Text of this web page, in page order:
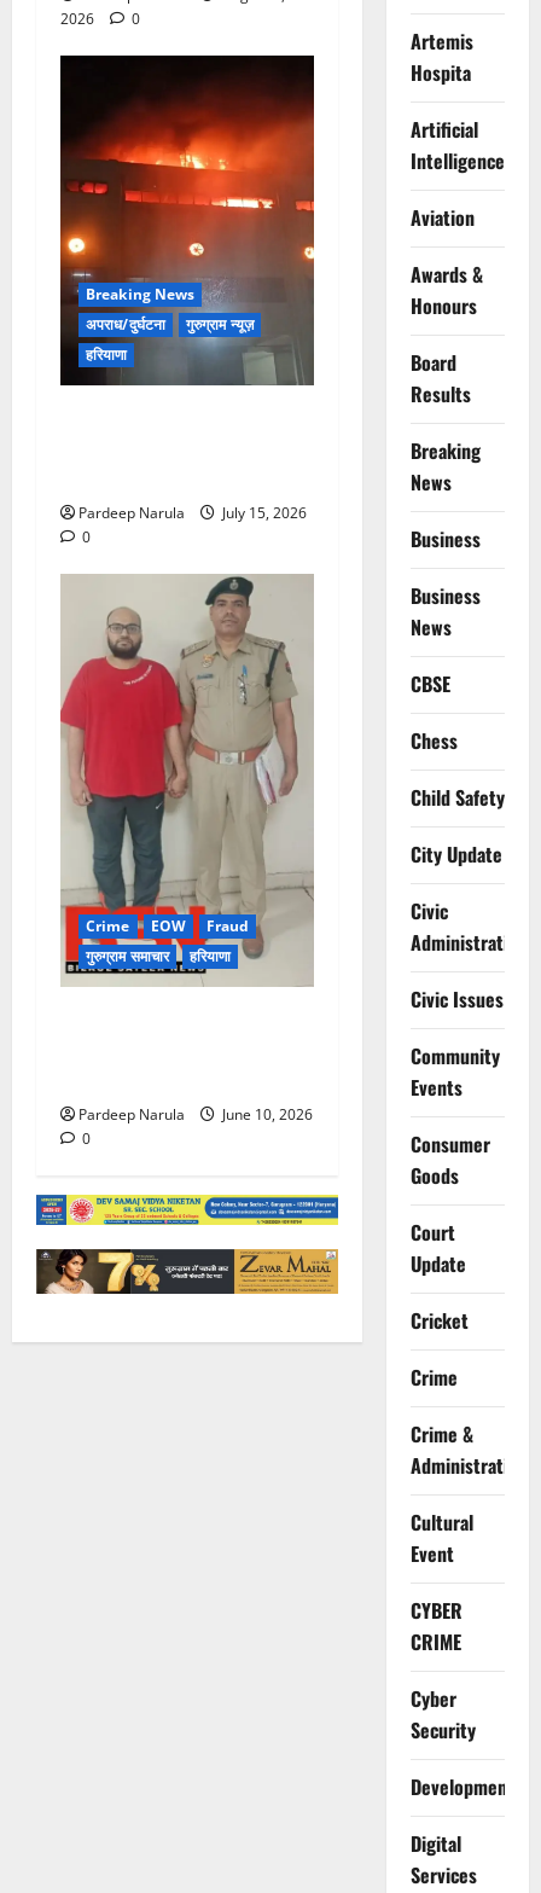
2026
0
Breaking News
अपराध/दुर्घटना
गुरुग्राम न्यूज़
हरियाणा
Pardeep Narula
July 15, 2026
0
Crime EOW
Fraud
गुरुग्राम समाचार
हरियाणा
Pardeep Narula
June 10, 2026
0
Artemis
Hospita
Artificial
Intelligence
Aviation
Awards &
Honours
Board
Results
Breaking
News
Business
Business
News
CBSE
Chess
Child Safety
City Update
Civic
Administration
Civic Issues
Community
Events
Consumer
Goods
Court
Update
Cricket
Crime
Crime &
Administration
Cultural
Event
CYBER
CRIME
Cyber
Security
Development
Digital
Services